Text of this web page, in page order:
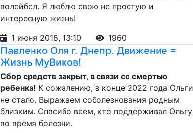
волейбол. Я люблю свою не простую и
интересную жизнь!
1 июня 2018, 13:10
1960
Павленко Оля г. Днепр. Движение =
Жизнь МуВиков!
Сбор средств закрыт, в связи со смертью
ребенка! К сожалению, в конце 2022 года Ольги
не стало. Выражаем соболезнования родным
близким. Спасибо всем, кто поддерживал Ольгу
во время болезни.